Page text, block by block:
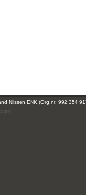
Nilssen ENK (Org.nr: 992 354